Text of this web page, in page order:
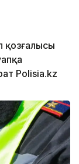
Polisia.kz